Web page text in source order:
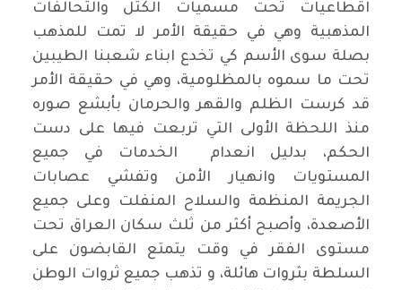
اقطاعيات تحت مسميات الكتل والتحالفات
المذهبية وهي في حقيقة الأمر لا تمت للمذهب
بصلة سوى الأسم كي تخدع ابناء شعبنا الطيبين
تحت ما سموه بالمظلومية، وهي في حقيقة الأمر
قد كرست الظلم والقهر والحرمان بأبشع صوره
منذ اللحظة الأولى التي تربعت فيها على دست
الحكم، بدليل انعدام الخدمات في جميع
المستويات وانهيار الأمن وتفشي عصابات
الجريمة المنظمة والسلاح المنفلت وعلى جميع
الأصعدة، وأصبح أكثر من ثلث سكان العراق تحت
مستوى الفقر في وقت يتمتع القابضون على
السلطة بثروات هائلة، و تذهب جميع ثروات الوطن